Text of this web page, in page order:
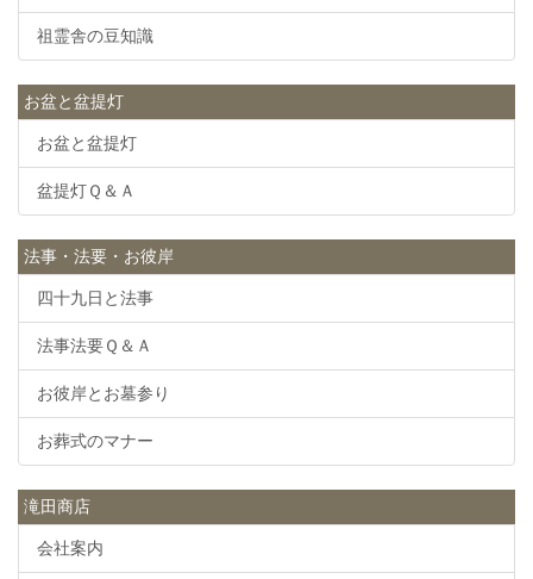
祖霊舎の豆知識
お盆と盆提灯
お盆と盆提灯
盆提灯Ｑ＆Ａ
法事・法要・お彼岸
四十九日と法事
法事法要Ｑ＆Ａ
お彼岸とお墓参り
お葬式のマナー
滝田商店
会社案内